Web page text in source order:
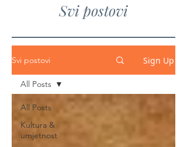
Svi postovi
Svi postovi Sign Up
All Posts
Kultura &
umjetnost
All Posts